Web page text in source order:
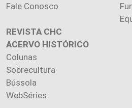
Fale Conosco
REVISTA CHC
ACERVO HISTÓRICO
Colunas
Sobrecultura
Bússola
WebSéries